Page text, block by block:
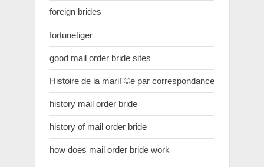
foreign brides
fortunetiger
good mail order bride sites
Histoire de la mariГ©e par correspondance
history mail order bride
history of mail order bride
how does mail order bride work